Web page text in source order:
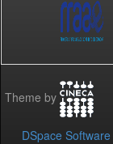
Theme by
DSpace Software